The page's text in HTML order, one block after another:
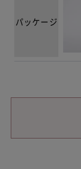
パッケージ